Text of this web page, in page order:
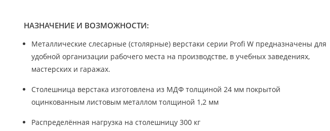
НАЗНАЧЕНИЕ И ВОЗМОЖНОСТИ:
Металлические слесарные (столярные) верстаки серии Profi W предназначены для
удобной организации рабочего места на производстве, в учебных заведениях,
мастерских и гаражах.
Столешница верстака изготовлена из МДФ толщиной 24 мм покрытой
оцинкованным листовым металлом толщиной 1,2 мм
Распределённая нагрузка на столешницу 300 кг